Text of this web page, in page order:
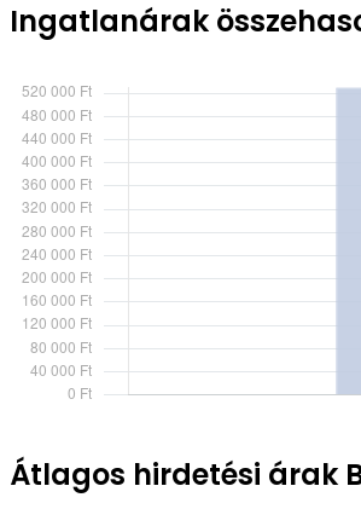
Ingatlanárak
Átlagos hirdetési árak